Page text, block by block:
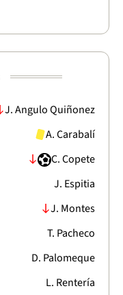
J. Angulo Quiñonez
A. Carabalí
C. Copete
J. Espitia
J. Montes
T. Pacheco
D. Palomeque
L. Rentería